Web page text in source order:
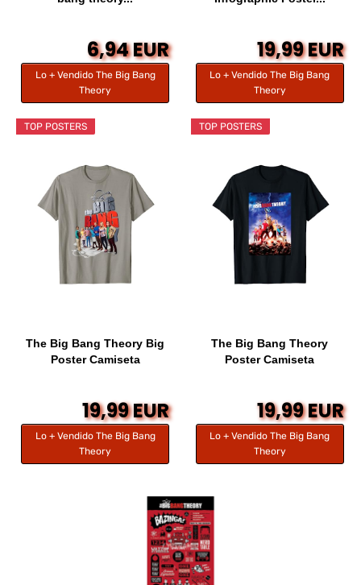
6,94 EUR
Lo + Vendido The Big Bang
Theory
19,99 EUR
Lo + Vendido The Big Bang
Theory
TOP POSTERS
The Big Bang Theory Big
Poster Camiseta
19,99 EUR
Lo + Vendido The Big Bang
Theory
TOP POSTERS
The Big Bang Theory
Poster Camiseta
19,99 EUR
Lo + Vendido The Big Bang
Theory